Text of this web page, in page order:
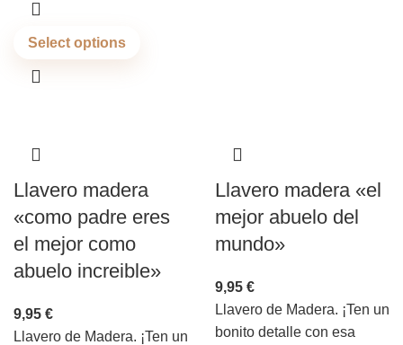
Select options
Llavero madera
«como padre eres
el mejor como
abuelo increible»
9,95 €
Llavero de Madera. ¡Ten un
Llavero madera «el
mejor abuelo del
mundo»
9,95 €
Llavero de Madera. ¡Ten un
bonito detalle con esa